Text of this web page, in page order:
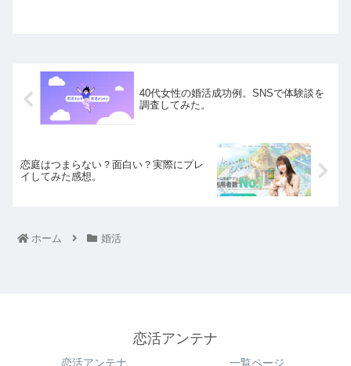
40代女性の婚活成功例。SNSで体験談を
調査してみた。
恋庭はつまらない？面白い？実際にプレ
イしてみた感想。
ホーム 婚活
恋活アンテナ
恋活アンテナ 一覧ページ